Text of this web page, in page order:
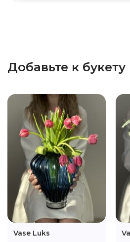
Добавьте к букету
Vase Luks